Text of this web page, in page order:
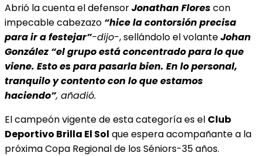
Abrió la cuenta el defensorJonathan Florescon
impecable cabezazo “hice la contorsión precisa
para ir a festejar”-dijo-, sellándolo el volanteJohan
González “el grupo está concentrado para lo que
viene. Esto es para pasarla bien. En lo personal,
tranquilo y contento con lo que estamos
haciendo”, añadió.
El campeón vigente de esta categoría es el Club
Deportivo Brilla El Sol que espera acompañante a la
próxima Copa Regional de los Séniors-35 años.